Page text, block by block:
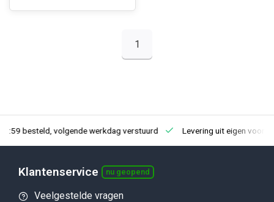
1
besteld, volgende werkdag verstuurd Levering uit eigen
Klantenservice nu geopend
Veelgestelde vragen